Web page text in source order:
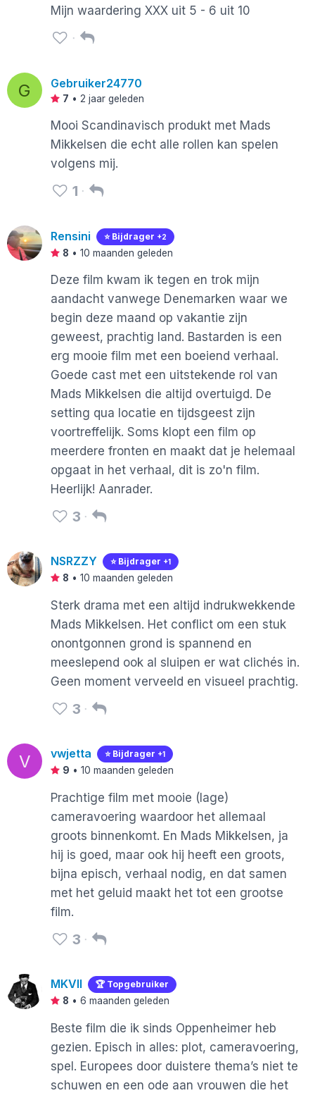
Mijn waardering XXX uit 5 - 6 uit 10
G Gebruiker24770
7 • 2 jaar geleden
Mooi Scandinavisch produkt met Mads
Mikkelsen die echt alle rollen kan spelen
volgens mij.
1
Rensini ⭐️ Bijdrager +2
8 • 10 maanden geleden
Deze film kwam ik tegen en trok mijn
aandacht vanwege Denemarken waar we
begin deze maand op vakantie zijn
geweest, prachtig land. Bastarden is een
erg mooie film met een boeiend verhaal.
Goede cast met een uitstekende rol van
Mads Mikkelsen die altijd overtuigd. De
setting qua locatie en tijdsgeest zijn
voortreffelijk. Soms klopt een film op
meerdere fronten en maakt dat je helemaal
opgaat in het verhaal, dit is zo'n film.
Heerlijk! Aanrader.
3
NSRZZY ⭐️ Bijdrager +1
8 • 10 maanden geleden
Sterk drama met een altijd indrukwekkende
Mads Mikkelsen. Het conflict om een stuk
onontgonnen grond is spannend en
meeslepend ook al sluipen er wat clichés in.
Geen moment verveeld en visueel prachtig.
3
V vwjetta ⭐️ Bijdrager +1
9 • 10 maanden geleden
Prachtige film met mooie (lage)
cameravoering waardoor het allemaal
groots binnenkomt. En Mads Mikkelsen, ja
hij is goed, maar ook hij heeft een groots,
bijna episch, verhaal nodig, en dat samen
met het geluid maakt het tot een grootse
film.
3
MKVII 🏆 Topgebruiker
8 • 6 maanden geleden
Beste film die ik sinds Oppenheimer heb
gezien. Episch in alles: plot, cameravoering,
spel. Europees door duistere thema’s niet te
schuwen en een ode aan vrouwen die het